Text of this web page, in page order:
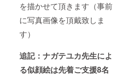
を描かせて頂きます（事前
に写真画像を頂戴致しま
す）
追記：ナガテユカ先生によ
る似顔絵は先着ご支援8名